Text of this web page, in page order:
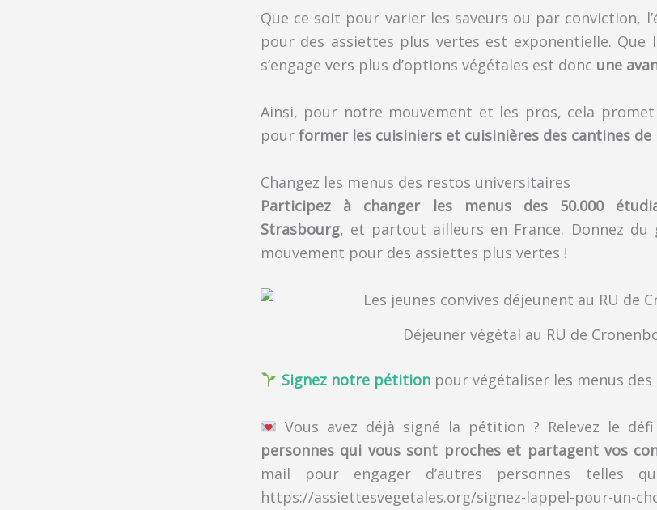
Que ce soit pour varier les saveurs ou par conviction,
pour des assiettes plus vertes est exponentielle. Que
s’engage vers plus d’options végétales est donc une
Ainsi, pour notre mouvement et les pros, cela
pour former les cuisiniers et cuisinières des cantines de
Changez les menus des restos universitaires
Participez à changer les menus des 50.000
Strasbourg, et partout ailleurs en France. Donnez
mouvement pour des assiettes plus vertes !
Déjeuner végétal au RU de
Signez notre pétitionpour végétaliser les menus des
Vous avez déjà signé la pétition ? Relevez le
personnes qui vous sont proches et partagent vos
mail pour engager d’autres personnes telles
https://assiettesvegetales.org/signez-lappel-pour-un-